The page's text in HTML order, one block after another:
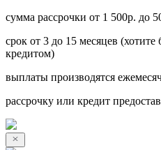
сумма рассрочки от 1 500р. до
срок от 3 до 15 месяцев (хотите
кредитом)
выплаты производятся
рассрочку или кредит